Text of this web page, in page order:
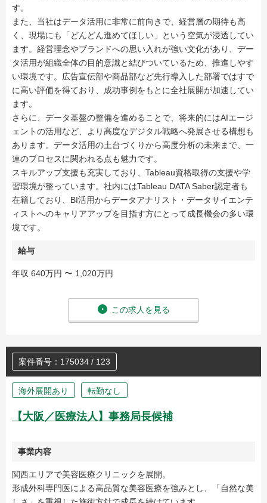
す。
また、当社はデータ活用に非常に前向きで、経営層の期待も高
く、現場にも「どんどん進めてほしい」という空気が浸透してい
ます。経営理念やブランドへの思い入れが強い文化があり、デー
タ活用が組織全体の目的意識と結びついているため、推進しやす
い環境です。広告宣伝部や商品部など先行導入した部署ではすで
に高い評価を得ており、成功事例をもとに全社展開が加速してい
ます。
さらに、データ基盤の整備を進めることで、将来的にはAIエージ
ェントの活用など、より高度なデジタル戦略へ発展させる構想も
あります。データ活用の土台づくりから高度分析の未来まで、一
連のプロセスに関われる点も魅力です。
スキルアップ支援も充実しており、Tableau資格取得の支援や学
習環境が整っています。社内にはTableau DATA Saber認定者も
在籍しており、BI活用からデータアナリスト・データサイエンテ
ィストへのキャリアアップを目指す方にとって成長機会の多い環
境です。
給与
年収 640万円 〜 1,020万円
この求人を見る
案件番号：175034 / 123
海外展開あり 転勤なし
【大阪／医療法人】事務局長候補
事業内容
関西エリアで美容医療クリニックを展開。
形成外科専門医による高品質な美容医療を強みとし、「自然な美